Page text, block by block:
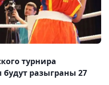
турнира
разыграны 27